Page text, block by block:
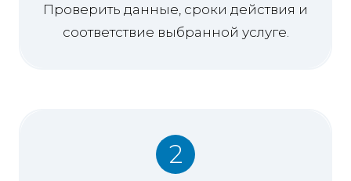
Проверить данные, сроки действия и
соответствие выбранной услуге.
2